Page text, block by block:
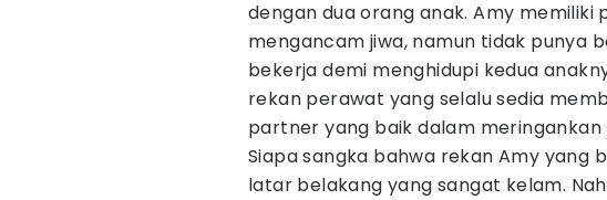
dengan dua orang anak. Amy memiliki
mengancam jiwa, namun tidak punya
bekerja demi menghidupi kedua
rekan perawat yang selalu sedia
partner yang baik dalam meringankan
Siapa sangka bahwa rekan Amy yang
latar belakang yang sangat kelam.